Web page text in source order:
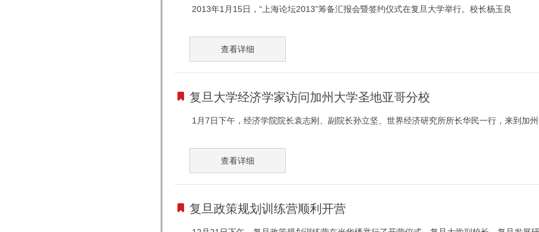
2013年1月15日，“上海论坛2013”筹备汇报会暨签约仪式在复旦大学举行。校长杨玉良
查看详细
复旦大学经济学家访问加州大学圣地亚哥分校
1月7日下午，经济学院院长袁志刚、副院长孙立坚、世界经济研究所所长华民一行，来到加
查看详细
复旦政策规划训练营顺利开营